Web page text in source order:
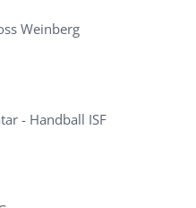
Weinberg
- Handball ISF